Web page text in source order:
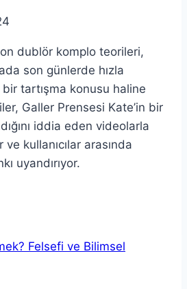
dublör komplo teorileri,
son günlerde hızla
bir tartışma konusu haline
Galler Prensesi Kate’in bir
iddia eden videolarla
kullanıcılar arasında
uyandırıyor.